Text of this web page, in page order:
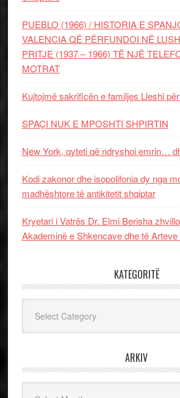
PUEBLO (1966) / HISTORIA E
VALENCIA QË PËRFUNDOI NË
PRITJE (1937 – 1966) TË NJË
MOTRAT
Kujtojmë sakrificën e familjes Lleshi
SPAÇI NUK E MPOSHTI SHPIRTIN
New York, qyteti që ndryshoi emrin…
Kodi zakonor dhe isopolifonia dy nga
madhështore të antikitetit shqiptar
Kryetari i Vatrës Dr. Elmi Berisha
Akademinë e Shkencave dhe të
KATEGORITË
ARKIV